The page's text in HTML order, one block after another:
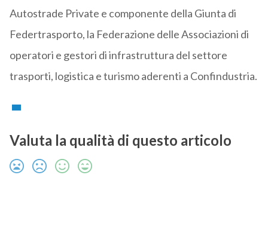
Autostrade Private e componente della Giunta di
Federtrasporto, la Federazione delle Associazioni di
operatori e gestori di infrastruttura del settore
trasporti, logistica e turismo aderenti a Confindustria.
Valuta la qualità di questo articolo